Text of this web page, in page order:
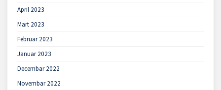
April 2023
Mart 2023
Februar 2023
Januar 2023
Decembar 2022
Novembar 2022